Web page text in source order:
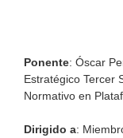
Ponente: Óscar
Estratégico Tercer
Normativo en
Dirigido a: